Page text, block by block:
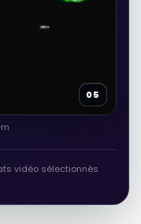
05
vidéo sélectionnés